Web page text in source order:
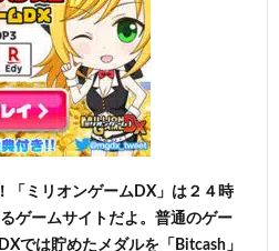
「ミリオンゲームDX」は２４時
ゲームサイトだよ。普通のゲー
では貯めたメダルを「Bitcash」